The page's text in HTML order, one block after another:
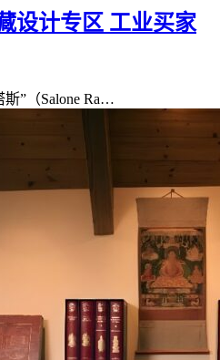
设计专区 工业买家
”（Salone Ra…